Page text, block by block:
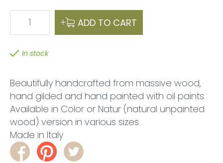
1 ADD TO CART
In stock
Beautifully handcrafted from massive wood,
hand gilded and hand painted with oil paints.
Available in Color or Natur (natural unpainted
wood) version in various sizes.
Made in Italy